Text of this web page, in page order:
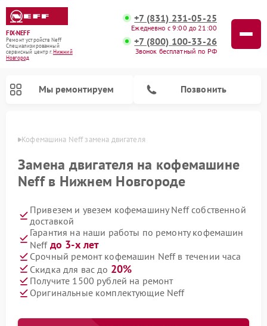
FIX-NEFF
Ремонт устройств Neff
Специализированный
cервисный центр г.Нижний
Новгород
+7 (831) 231-05-25
Ежедневно с 9:00 до 21:00
+7 (800) 100-33-26
Звонок бесплатный по РФ
Мы ремонтируем Позвонить
Кофемашина Neff замена двигателя
Замена двигателя на кофемашине
Neff в Нижнем Новгороде
Привезем и увезем кофемашину Neff собственной
доставкой
Гарантия на наши работы по ремонту кофемашин
Neff до 3-х лет
Срочный ремонт кофемашин Neff в течении часа
Скидка для вас до 20%
Получите 1500 рублей на ремонт
Оригинальные комплектующие Neff